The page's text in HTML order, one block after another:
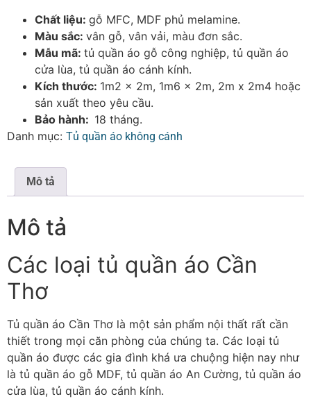
Chất liệu: gỗ MFC, MDF phủ melamine.
Màu sắc: vân gỗ, vân vải, màu đơn sắc.
Mẫu mã: tủ quần áo gỗ công nghiệp, tủ quần áo
cửa lùa, tủ quần áo cánh kính.
Kích thước: 1m2 x 2m, 1m6 x 2m, 2m x 2m4 hoặc
sản xuất theo yêu cầu.
Bảo hành: 18 tháng.
Danh mục: Tủ quần áo không cánh
Mô tả
Mô tả
Các loại tủ quần áo Cần
Thơ
Tủ quần áo Cần Thơ là một sản phẩm nội thất rất cần
thiết trong mọi căn phòng của chúng ta. Các loại tủ
quần áo được các gia đình khá ưa chuộng hiện nay như
là tủ quần áo gỗ MDF, tủ quần áo An Cường, tủ quần áo
cửa lùa, tủ quần áo cánh kính.